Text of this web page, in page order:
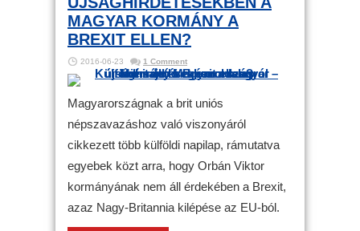
MAGYAR KORMÁNY A
BREXIT ELLEN?
2016-06-23 1 Comment
Magyarországnak a brit uniós
népszavazáshoz való viszonyáról
cikkezett több külföldi napilap, rámutatva
egyebek közt arra, hogy Orbán Viktor
kormányának nem áll érdekében a Brexit,
azaz Nagy-Britannia kilépése az EU-ból.